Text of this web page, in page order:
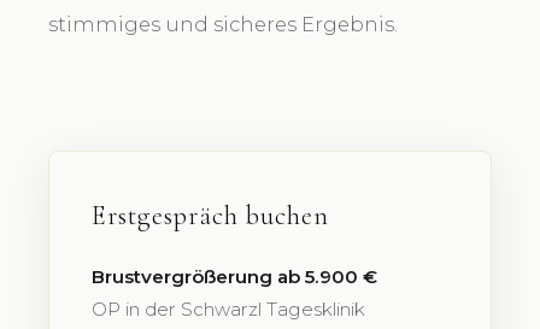
stimmiges und sicheres Ergebnis.
Erstgespräch buchen
Brustvergrößerung ab 5.900 €
OP in der Schwarzl Tagesklinik